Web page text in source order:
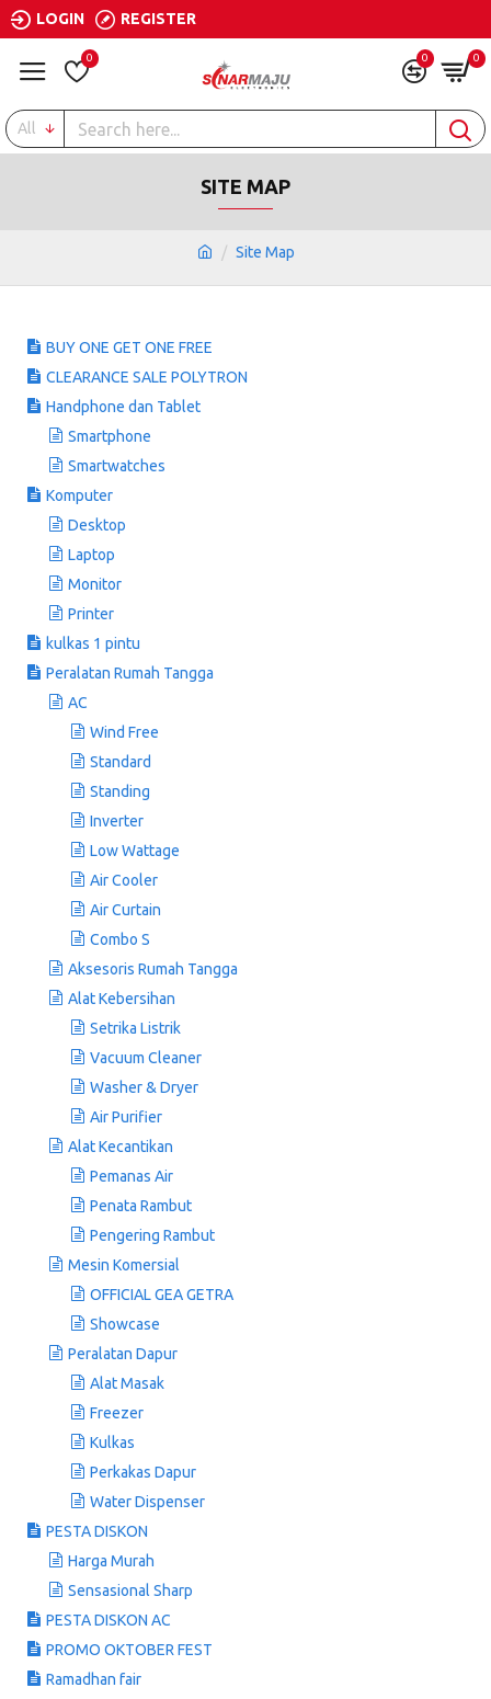
LOGIN REGISTER
0 0 0
All
Site Map
SITE MAP
BUY ONE GET ONE FREE
CLEARANCE SALE POLYTRON
Handphone dan Tablet
Smartphone
Smartwatches
Komputer
Desktop
Laptop
Monitor
Printer
kulkas 1 pintu
Peralatan Rumah Tangga
AC
Wind Free
Standard
Standing
Inverter
Low Wattage
Air Cooler
Air Curtain
Combo S
Aksesoris Rumah Tangga
Alat Kebersihan
Setrika Listrik
Vacuum Cleaner
Washer & Dryer
Air Purifier
Alat Kecantikan
Pemanas Air
Penata Rambut
Pengering Rambut
Mesin Komersial
OFFICIAL GEA GETRA
Showcase
Peralatan Dapur
Alat Masak
Freezer
Kulkas
Perkakas Dapur
Water Dispenser
PESTA DISKON
Harga Murah
Sensasional Sharp
PESTA DISKON AC
PROMO OKTOBER FEST
Ramadhan fair